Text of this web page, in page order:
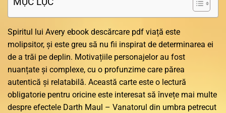
Spiritul lui Avery ebook descărcare pdf viață este
molipsitor, și este greu să nu fii inspirat de determinarea ei
de a trăi pe deplin. Motivațiile personajelor au fost
nuanțate și complexe, cu o profunzime care părea
autentică și relatabilă. Această carte este o lectură
obligatorie pentru oricine este interesat să învețe mai multe
despre efectele Darth Maul – Vanatorul din umbra petrecut